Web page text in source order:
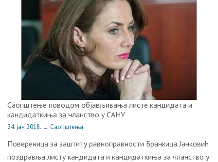
Саопштење поводом објављивања листе кандидата и
кандидаткиња за чланство у САНУ
24. јан 2018. → Саопштења
Повереница за заштиту равноправности Бранкица Јанковић
поздравља листу кандидата и кандидаткиња за чланство у